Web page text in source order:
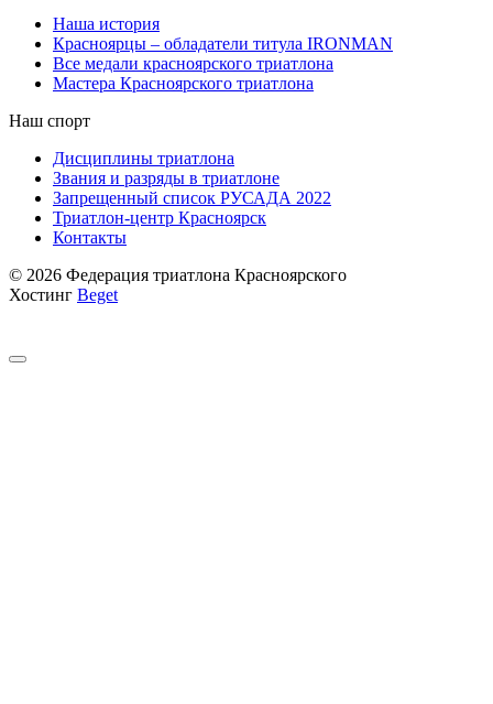
Наша история
Красноярцы – обладатели титула IRONMAN
Все медали красноярского триатлона
Мастера Красноярского триатлона
Наш спорт
Дисциплины триатлона
Звания и разряды в триатлоне
Запрещенный список РУСАДА 2022
Триатлон-центр Красноярск
Контакты
© 2026 Федерация триатлона Красноярского
Хостинг Beget